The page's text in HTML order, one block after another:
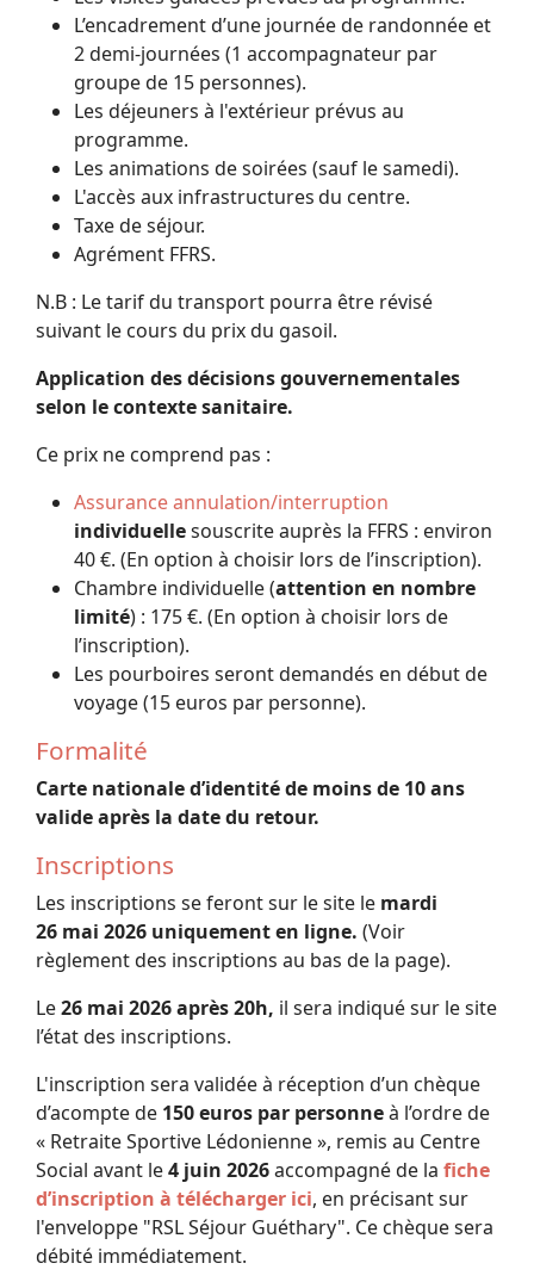
L’encadrement d’une journée de randonnée et
2 demi-journées (1 accompagnateur par
groupe de 15 personnes).
Les déjeuners à l'extérieur prévus au
programme.
Les animations de soirées (sauf le samedi).
L'accès aux infrastructures du centre.
Taxe de séjour.
Agrément FFRS.
N.B : Le tarif du transport pourra être révisé
suivant le cours du prix du gasoil.
Application des décisions gouvernementales
selon le contexte sanitaire.
Ce prix ne comprend pas :
Assurance annulation/interruption
individuellesouscrite auprès la FFRS : environ
40 €. (En option à choisir lors de l’inscription).
Chambre individuelle (attention en nombre
limité) : 175 €. (En option à choisir lors de
l’inscription).
Les pourboires seront demandés en début de
voyage (15 euros par personne).
Formalité
Carte nationale d’identité de moins de 10 ans
valide après la date du retour.
Inscriptions
Les inscriptions se feront sur le site le mardi
26 mai 2026 uniquement en ligne. (Voir
règlement des inscriptions au bas de la page).
Le26 mai 2026 après 20h, il sera indiqué sur le site
l’état des inscriptions.
L'inscription sera validée à réception d’un chèque
d’acompte de 150 euros par personneà l’ordre de
« Retraite Sportive Lédonienne », remis au Centre
Social avant le4 juin 2026accompagné de la fiche
d’inscription à télécharger ici, en précisant sur
l'enveloppe "RSL Séjour Guéthary". Ce chèque sera
débité immédiatement.